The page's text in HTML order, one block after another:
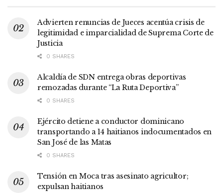
Advierten renuncias de Jueces acentúa crisis de
legitimidad e imparcialidad de Suprema Corte de
Justicia
0 SHARES
Alcaldía de SDN entrega obras deportivas
remozadas durante “La Ruta Deportiva”
0 SHARES
Ejército detiene a conductor dominicano
transportando a 14 haitianos indocumentados en
San José de las Matas
0 SHARES
Tensión en Moca tras asesinato agricultor;
expulsan haitianos